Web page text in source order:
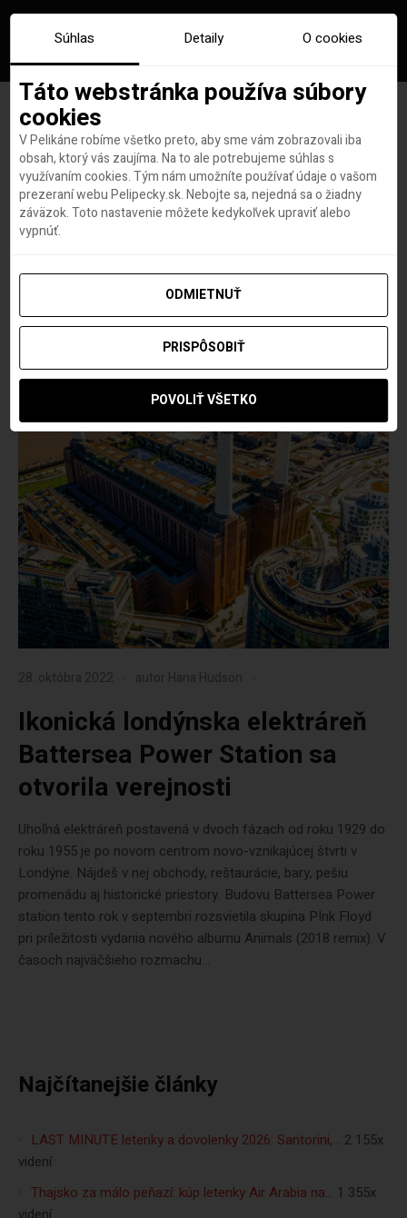
Značka:battersea power
station
28. októbra 2022 autor Hana Hudson
Ikonická londýnska elektráreň
Battersea Power Station sa
otvorila verejnosti
Uhoľná elektráreň postavená v dvoch fázach od roku 1929 do
roku 1955 je po novom centrom novo-vznikajúcej štvrti v
Londýne. Nájdeš v nej obchody, reštaurácie, bary, pešiu
promenádu aj historické priestory. Budovu Battersea Power
station tento rok v septembri rozsvietila skupina PInk Floyd
pri príležitosti vydania nového albumu Animals (2018 remix). V
časoch najväčšieho rozmachu...
Najčítanejšie články
LAST MINUTE letenky a dovolenky 2026: Santorini,… 2 155x
videní
Thajsko za málo peňazí: kúp letenky Air Arabia na… 1 355x
Súhlas Detaily O cookies
Táto webstránka používa súbory
cookies
V Pelikáne robíme všetko preto, aby sme vám zobrazovali iba
obsah, ktorý vás zaujíma. Na to ale potrebujeme súhlas s
využívaním cookies. Tým nám umožníte používať údaje o vašom
prezeraní webu Pelipecky.sk. Nebojte sa, nejedná sa o žiadny
záväzok. Toto nastavenie môžete kedykoľvek upraviť alebo
vypnúť.
ODMIETNUŤ
PRISPÔSOBIŤ
POVOLIŤ VŠETKO